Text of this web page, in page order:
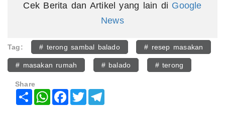
Cek Berita dan Artikel yang lain di Google
News
Tag: # terong sambal balado # resep masakan
# masakan rumah # balado # terong
Share
Share WhatsAppFacebook
Twitter